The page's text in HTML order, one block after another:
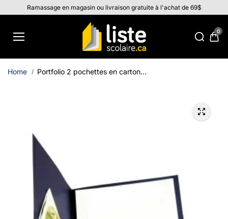
Aller au
contenu
Ramassage en magasin ou livraison gratuite à l'achat de 69$
0
Home Portfolio 2 pochettes en carton...